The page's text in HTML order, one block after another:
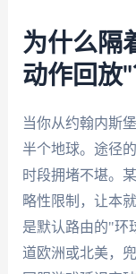
为什么隔
动作回放"
当你从约翰内斯
半个地球。途径
时段拥堵不堪。
略性限制，让本
是默认路由的"
道欧洲或北美，